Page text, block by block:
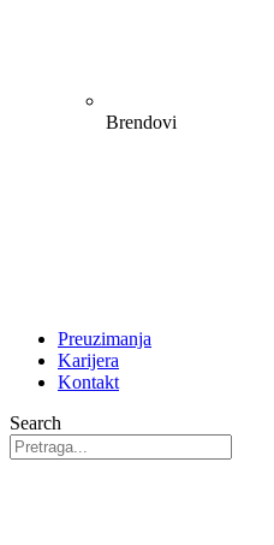
Brendovi
Preuzimanja
Karijera
Kontakt
Search